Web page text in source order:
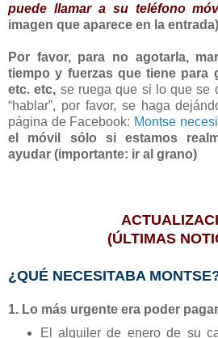
puede llamar a su teléfono
imagen que aparece en la
Por favor, para no agotarla,
tiempo y fuerzas que tiene para
etc. etc, se ruega que si lo que se
“hablar”, por favor, se haga
página de Facebook: Montse
el móvil sólo si estamos
ayudar (importante: ir al grano)
(ÚLTIMAS
¿QUÉ NECESITABA MONTSE
1. Lo más urgente era poder
El alquiler de enero de su